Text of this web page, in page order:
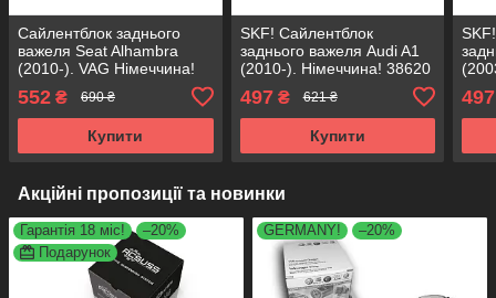
Сайлентблок заднього
важеля Seat Alhambra
(2010-). VAG Німеччина!
VKDS431001
552 ₴ 690 ₴
Купити
SKF! Сайлентблок
заднього важеля Audi A1
(2010-). Німеччина! 38620
, FE29568 , VKDS431001
497₴ 621 ₴
Купити
497
Акційні пропозиції та новинки
Гарантія 18 міс!
–20%
Подарунок
GERMANY! –20%